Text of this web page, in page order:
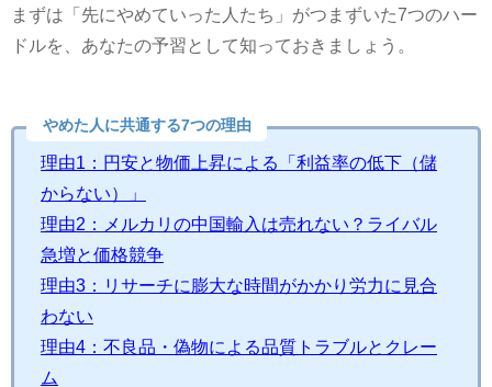
まずは「先にやめていった人たち」がつまずいた7つのハー
ドルを、あなたの予習として知っておきましょう。
やめた人に共通する7つの理由
理由1：円安と物価上昇による「利益率の低下（儲
からない）」
理由2：メルカリの中国輸入は売れない？ライバル
急増と価格競争
理由3：リサーチに膨大な時間がかかり労力に見合
わない
理由4：不良品・偽物による品質トラブルとクレー
ム